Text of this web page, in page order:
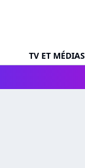
TV ET MÉDIAS